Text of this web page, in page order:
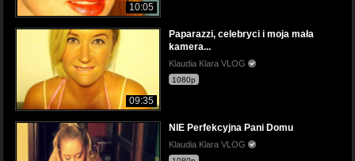
10:05
09:35
Paparazzi, celebryci i moja mała
kamera...
Klaudia Klara VLOG
1080p
NIE Perfekcyjna Pani Domu
Klaudia Klara VLOG